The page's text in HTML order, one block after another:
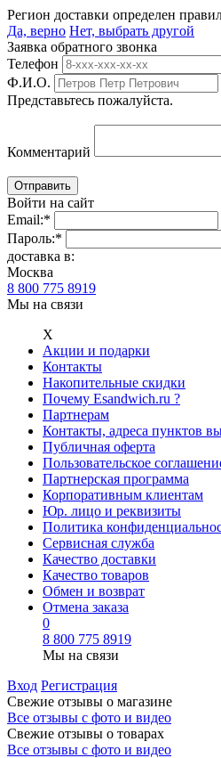
Регион доставки определен
Да, верно Нет, выбрать другой
Заявка обратного звонка
Телефон
Ф.И.О.
Представьтесь пожалуйста.
Комментарий
Войти на сайт
Email:*
Пароль:*
доставка в:
Москва
8 800 775 8919
Мы на связи
Х
Акции и подарки
Контакты
Накопительные скидки
Почему Esandwich.ru ?
Партнерам
Контакты, адреса пунктов
Публичная оферта
Пользовательское
Партнерская программа
Корпоративным клиентам
Юр. лицо и реквизиты
Политика
Сервисная служба
Качество доставки
Качество товаров
Обмен и возврат
Отмена заказа
0
8 800 775 8919
Мы на связи
Вход Регистрация
Свежие отзывы о магазине
Все отзывы с фото и видео
Свежие отзывы о товарах
Все отзывы c фото и видео